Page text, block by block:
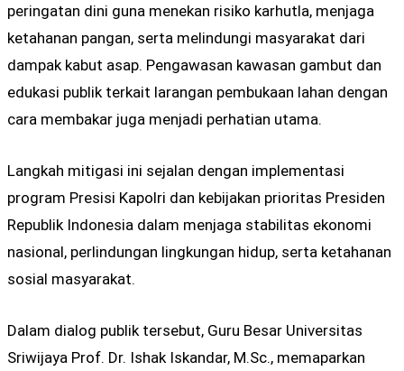
peringatan dini guna menekan risiko karhutla, menjaga
ketahanan pangan, serta melindungi masyarakat dari
dampak kabut asap. Pengawasan kawasan gambut dan
edukasi publik terkait larangan pembukaan lahan dengan
cara membakar juga menjadi perhatian utama.
Langkah mitigasi ini sejalan dengan implementasi
program Presisi Kapolri dan kebijakan prioritas Presiden
Republik Indonesia dalam menjaga stabilitas ekonomi
nasional, perlindungan lingkungan hidup, serta ketahanan
sosial masyarakat.
Dalam dialog publik tersebut, Guru Besar Universitas
Sriwijaya Prof. Dr. Ishak Iskandar, M.Sc., memaparkan